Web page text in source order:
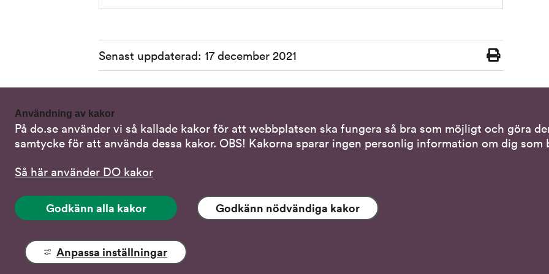
Användning av kakor
På do.se använder vi så kallade kakor för att webbplatsen ska fungera så bra som möjligt och göra
samtycke för att använda dessa kakor. OBS! Kakorna sparar ingen personlig information om dig
Så här använder DO kakor
Godkänn alla kakor Godkänn nödvändiga kakor
Anpassa inställningar
Sidinformation
Senast uppdaterad: 17 december 2021
Skriv
ut
Kontakta oss
08-120 20 700
do@do.se
Fler kontaktuppgifter
Pressrum
Alternativa kontaktsätt
Stöd via tolk i samtal
Genvägar